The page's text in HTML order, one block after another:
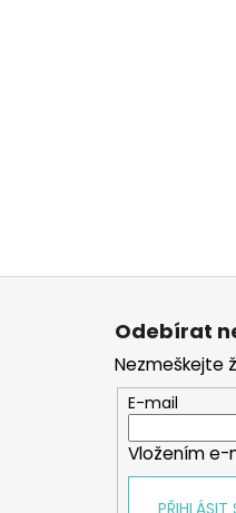
Z
Odebírat
Nezmeškejte
E-mail
Vložením e-